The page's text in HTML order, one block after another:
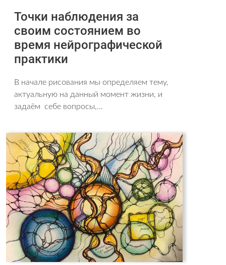
Точки наблюдения за
своим состоянием во
время нейрографической
практики
В начале рисования мы определяем тему,
актуальную на данный момент жизни, и
задаём себе вопросы,...